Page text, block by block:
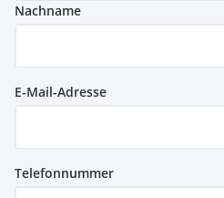
Nachname
E-Mail-Adresse
Telefonnummer